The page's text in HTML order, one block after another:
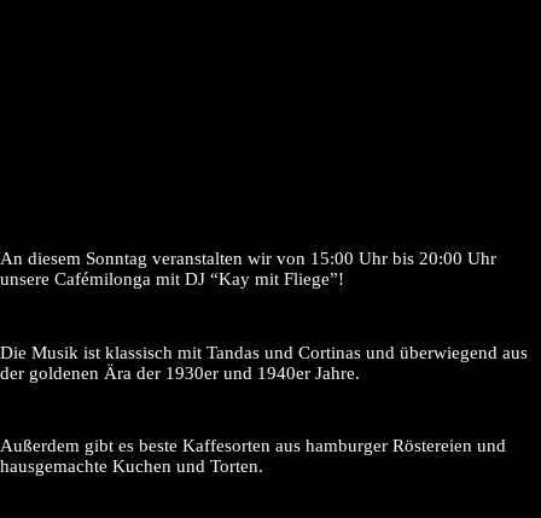
An diesem Sonntag veranstalten wir von 15:00 Uhr bis 20:00 Uhr
unsere Cafémilonga mit DJ “Kay mit Fliege”!
Die Musik ist klassisch mit Tandas und Cortinas und überwiegend aus
der goldenen Ära der 1930er und 1940er Jahre.
Außerdem gibt es beste Kaffesorten aus hamburger Röstereien und
hausgemachte Kuchen und Torten.